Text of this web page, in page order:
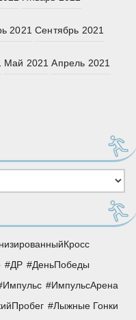
2021 Сентябрь 2021
Май 2021 Апрель 2021
ДР
ДеньПобеды
Импульс
ИмпульсАрена
Лыжные Гонки